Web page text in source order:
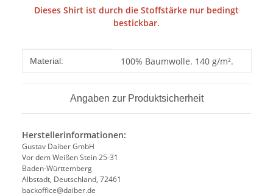
Dieses Shirt ist durch die Stoffstärke nur bedingt
bestickbar.
Produkteigenschaft
Wert
Material: 100% Baumwolle. 140 g/m².
Angaben zur Produktsicherheit
Herstellerinformationen:
Gustav Daiber GmbH
Vor dem Weißen Stein 25-31
Baden-Württemberg
Albstadt, Deutschland, 72461
backoffice@daiber.de